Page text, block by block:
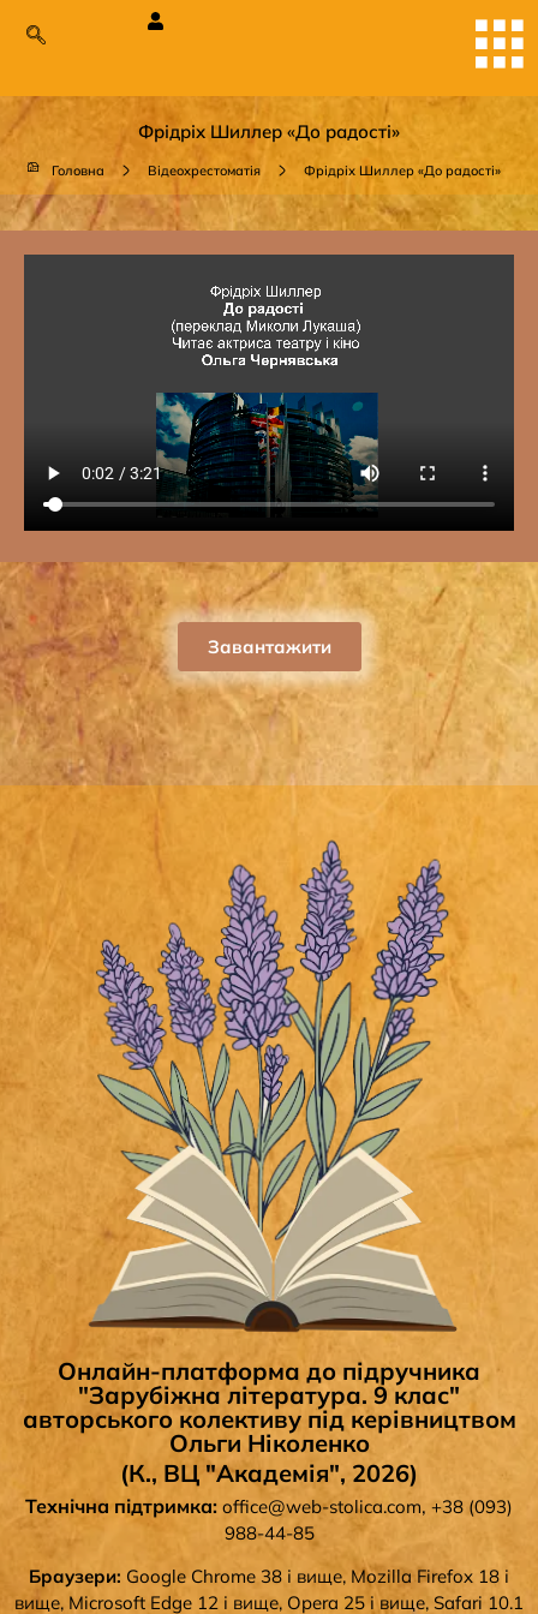
Фрідріх Шиллер «До радості»
Головна Відеохрестоматія Фрідріх Шиллер «До радості»
Завантажити
Онлайн-платформа до підручника
"Зарубіжна література. 9 клас"
авторського колективу під керівництвом
Ольги Ніколенко
(К., ВЦ "Академія", 2026)
Технічна підтримка: office@web-stolica.com, +38 (093)
988-44-85
Браузери: Google Chrome 38 і вище, Mozilla Firefox 18 і
вище, Microsoft Edge 12 і вище, Opera 25 і вище, Safari 10.1